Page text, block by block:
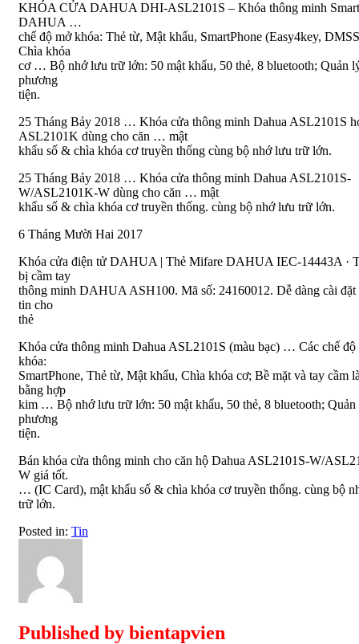
KHÓA CỬA DAHUA DHI-ASL2101S – Khóa thông minh
DAHUA …
chế độ mở khóa: Thẻ từ, Mật khẩu, SmartPhone (Easy4key,
Chìa khóa
cơ … Bộ nhớ lưu trữ lớn: 50 mật khẩu, 50 thẻ, 8 bluetooth; Quản
phương
tiện.
25 Tháng Bảy 2018 … Khóa cửa thông minh Dahua ASL2101S
ASL2101K dùng cho căn … mật
khẩu số & chìa khóa cơ truyền thống cùng bộ nhớ lưu trữ lớn.
25 Tháng Bảy 2018 … Khóa cửa thông minh Dahua ASL2101S-
W/ASL2101K-W dùng cho căn … mật
khẩu số & chìa khóa cơ truyền thống. cùng bộ nhớ lưu trữ lớn.
6 Tháng Mười Hai 2017
Khóa cửa điện tử DAHUA | Thẻ Mifare DAHUA IEC-14443A ·
bị cầm tay
thông minh DAHUA ASH100. Mã số: 24160012. Dễ dàng cài đặt
tin cho
thẻ
Khóa cửa thông minh Dahua ASL2101S (màu bạc) … Các chế độ
khóa:
SmartPhone, Thẻ từ, Mật khẩu, Chìa khóa cơ; Bề mặt và tay cầm
bằng hợp
kim … Bộ nhớ lưu trữ lớn: 50 mật khẩu, 50 thẻ, 8 bluetooth; Quản
phương
tiện.
Bán khóa cửa thông minh cho căn hộ Dahua ASL2101S-W/
W giá tốt.
… (IC Card), mật khẩu số & chìa khóa cơ truyền thống. cùng bộ
trữ lớn.
Posted in: Tin
Published by bientapvien